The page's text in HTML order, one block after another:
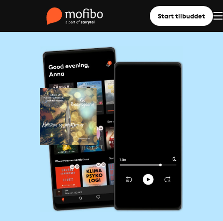
Start tilbuddet